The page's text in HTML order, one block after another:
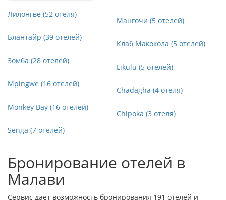
Лилонгве (52 отеля)
Блантайр (39 отелей)
Зомба (28 отелей)
Mpingwe (16 отелей)
Monkey Bay (16 отелей)
Senga (7 отелей)
Мангочи (5 отелей)
Клаб Макокола (5 отелей)
Likulu (5 отелей)
Chadagha (4 отеля)
Chipoka (3 отеля)
Бронирование отелей в
Малави
Сервис дает возможность бронирования 191 отелей и